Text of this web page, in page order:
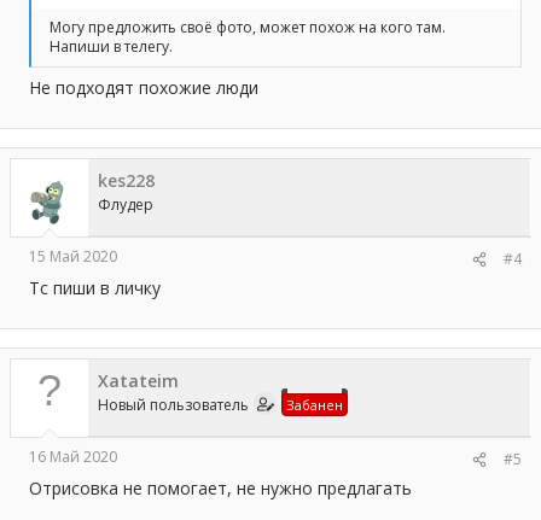
Могу предложить своё фото, может похож на кого там.
Напиши в телегу.
Не подходят похожие люди
kes228
Флудер
15 Май 2020 #4
Тс пиши в личку
Xatateim
Новый пользователь Забанен
16 Май 2020 #5
Отрисовка не помогает, не нужно предлагать